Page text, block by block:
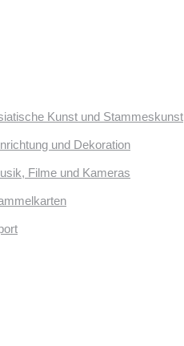
Kunst und Stammeskunst
und Dekoration
Filme und Kameras